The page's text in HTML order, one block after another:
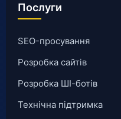
Послуги
SEO-просування
Розробка сайтів
Розробка ШІ-ботів
Технічна підтримка